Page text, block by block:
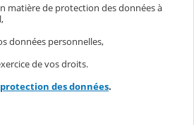
matière de protection des données à
données personnelles,
de vos droits.
des données.